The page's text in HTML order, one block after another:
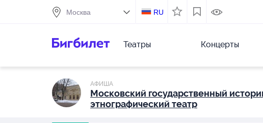
RU
Театры Концерты
АФИША
Московский государственный
этнографический театр